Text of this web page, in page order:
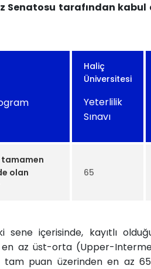
Senatosu tarafından
Haliç
Üniversitesi
Yeterlilik
Sınavı
olan
65
sene içerisinde, kayıtlı
en az ü​st-orta (Upper-
tam puan üzerinden en az